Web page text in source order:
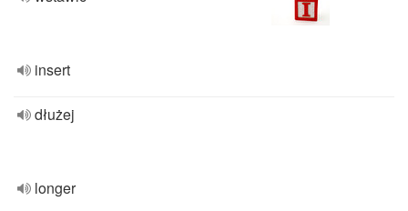
insert
dłużej
longer